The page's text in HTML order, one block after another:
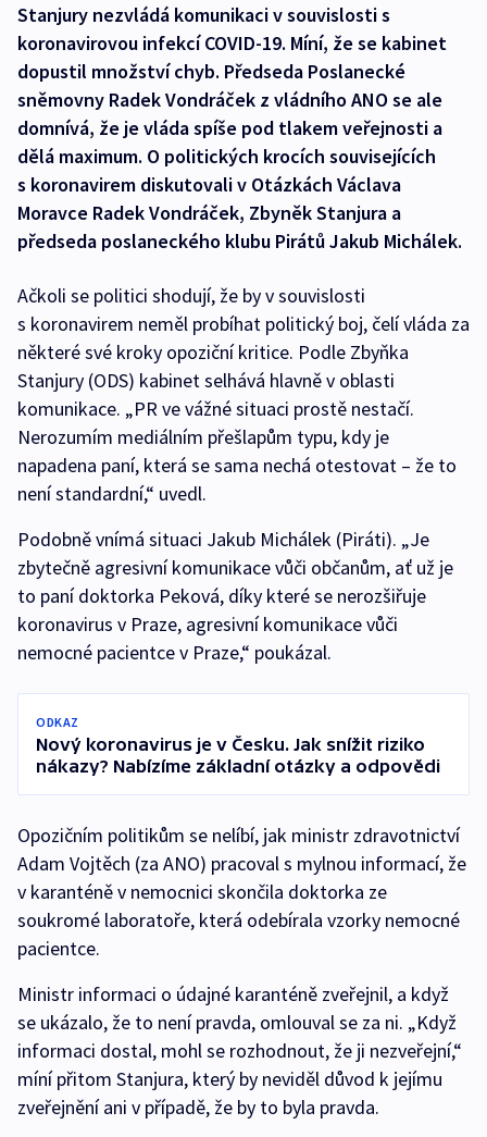
Stanjury nezvládá komunikaci v souvislosti s
koronavirovou infekcí COVID-19. Míní, že se kabinet
dopustil množství chyb. Předseda Poslanecké
sněmovny Radek Vondráček z vládního ANO se ale
domnívá, že je vláda spíše pod tlakem veřejnosti a
dělá maximum. O politických krocích souvisejících
s koronavirem diskutovali v Otázkách Václava
Moravce Radek Vondráček, Zbyněk Stanjura a
předseda poslaneckého klubu Pirátů Jakub Michálek.
Ačkoli se politici shodují, že by v souvislosti
s koronavirem neměl probíhat politický boj, čelí vláda za
některé své kroky opoziční kritice. Podle Zbyňka
Stanjury (ODS) kabinet selhává hlavně v oblasti
komunikace. „PR ve vážné situaci prostě nestačí.
Nerozumím mediálním přešlapům typu, kdy je
napadena paní, která se sama nechá otestovat – že to
není standardní,“ uvedl.
Podobně vnímá situaci Jakub Michálek (Piráti). „Je
zbytečně agresivní komunikace vůči občanům, ať už je
to paní doktorka Peková, díky které se nerozšiřuje
koronavirus v Praze, agresivní komunikace vůči
nemocné pacientce v Praze,“ poukázal.
ODKAZ
Nový koronavirus je v Česku. Jak snížit riziko
nákazy? Nabízíme základní otázky a odpovědi
Opozičním politikům se nelíbí, jak ministr zdravotnictví
Adam Vojtěch (za ANO) pracoval s mylnou informací, že
v karanténě v nemocnici skončila doktorka ze
soukromé laboratoře, která odebírala vzorky nemocné
pacientce.
Ministr informaci o údajné karanténě zveřejnil, a když
se ukázalo, že to není pravda, omlouval se za ni. „Když
informaci dostal, mohl se rozhodnout, že ji nezveřejní,“
míní přitom Stanjura, který by neviděl důvod k jejímu
zveřejnění ani v případě, že by to byla pravda.